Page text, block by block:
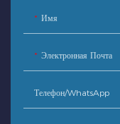
Имя
Электронная Почта
Телефон/WhatsApp